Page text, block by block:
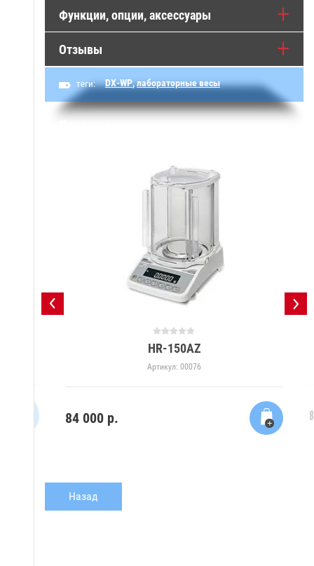
Функции, опции, аксессуары
Отзывы
теги: DX-WP,лабораторные весы
HR-150AZ
Артикул: 00076
84 000 р.
Назад